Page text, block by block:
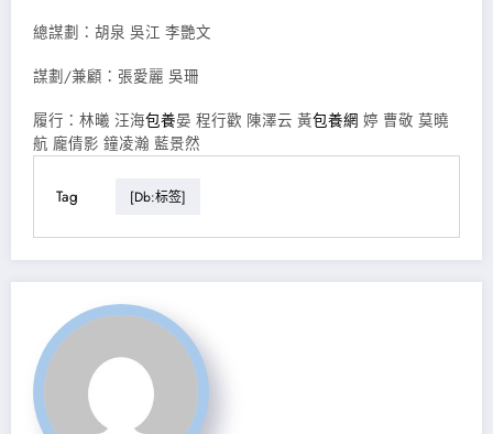
總謀劃：胡泉 吳江 李艷文
謀劃/兼顧：張愛麗 吳珊
履行：林曦 汪海包養晏 程行歡 陳澤云 黃包養網 婷 曹敬 莫曉
航 龐倩影 鐘凌瀚 藍景然
Tag [db:标签]